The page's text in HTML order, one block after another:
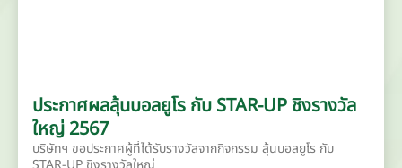
ประกาศผลลุ้นบอลยูโร กับ STAR-UP ชิงรางวัล
ใหญ่ 2567
บริษัทฯ ขอประกาศผู้ที่ได้รับรางวัลจากกิจกรรม ลุ้นบอลยูโร กับ